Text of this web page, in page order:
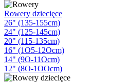
Rowery dziecięce
26" (135-155cm)
24" (125-145cm)
20" (115-135cm)
16" (1O5-12Ocm)
14" (9O-11Ocm)
12" (8O-1OOcm)